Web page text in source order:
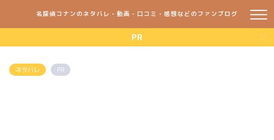
名探偵コナンのネタバレ・動画・口コミ・感想などのファンブログ
PR
ネタバレ PR